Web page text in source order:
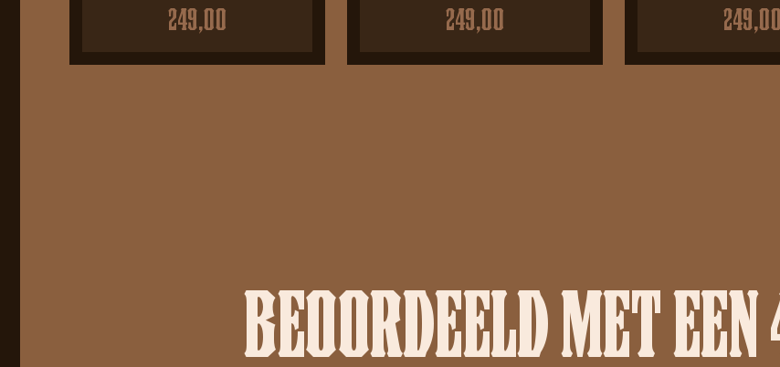
249,00
249,00
249,00
BEOORDEELD MET